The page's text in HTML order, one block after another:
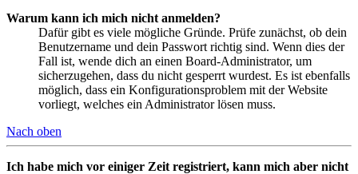
Warum kann ich mich nicht anmelden?
Dafür gibt es viele mögliche Gründe. Prüfe zunächst, ob dein
Benutzername und dein Passwort richtig sind. Wenn dies der
Fall ist, wende dich an einen Board-Administrator, um
sicherzugehen, dass du nicht gesperrt wurdest. Es ist ebenfalls
möglich, dass ein Konfigurationsproblem mit der Website
vorliegt, welches ein Administrator lösen muss.
Nach oben
Ich habe mich vor einiger Zeit registriert, kann mich aber nicht